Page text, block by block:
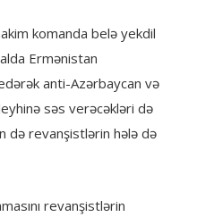
komanda belə yekdil
Ermənistan
anti-Azərbaycan və
səs verəcəkləri də
də revanşistlərin hələ də
revanşistlərin